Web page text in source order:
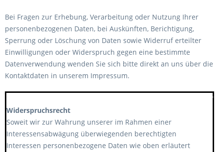
Bei Fragen zur Erhebung, Verarbeitung oder Nutzung Ihrer
personenbezogenen Daten, bei Auskünften, Berichtigung,
Sperrung oder Löschung von Daten sowie Widerruf erteilter
Einwilligungen oder Widerspruch gegen eine bestimmte
Datenverwendung wenden Sie sich bitte direkt an uns über die
Kontaktdaten in unserem Impressum.
Widerspruchsrecht
Soweit wir zur Wahrung unserer im Rahmen einer
Interessensabwägung überwiegenden berechtigten
Interessen personenbezogene Daten wie oben erläutert